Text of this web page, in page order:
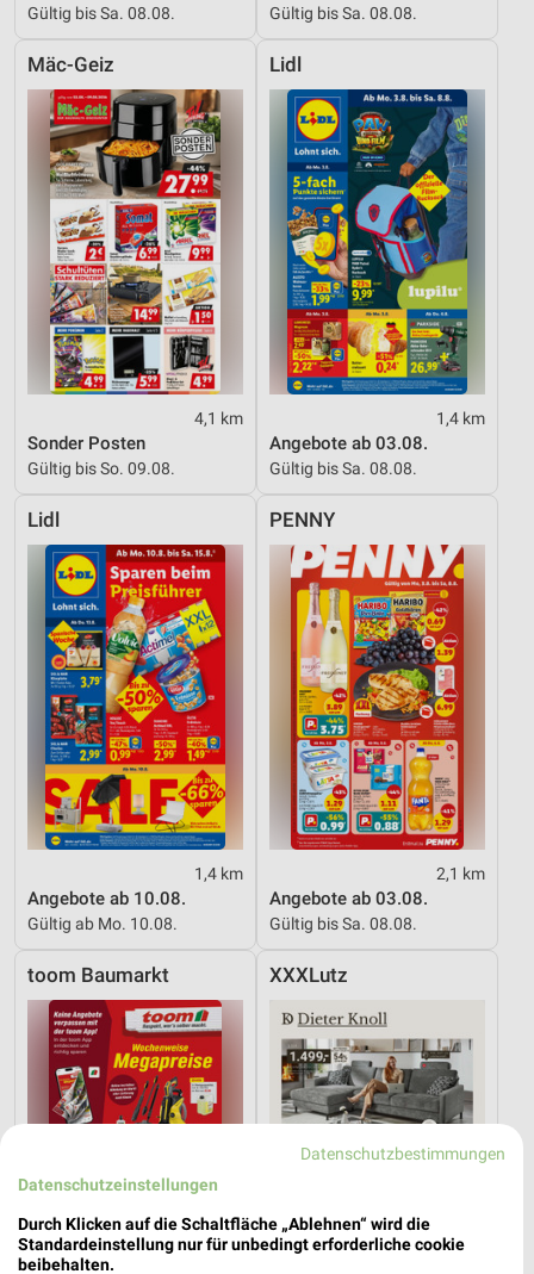
Gültig bis Sa. 08.08. Gültig bis Sa. 08.08.
Mäc-Geiz
4,1 km
Sonder Posten
Gültig bis So. 09.08.
Lidl
1,4 km
Angebote ab 03.08.
Gültig bis Sa. 08.08.
Lidl
1,4 km
Angebote ab 10.08.
Gültig ab Mo. 10.08.
PENNY
2,1 km
Angebote ab 03.08.
Gültig bis Sa. 08.08.
toom Baumarkt XXXLutz
Datenschutzbestimmungen
Datenschutzeinstellungen
Durch Klicken auf die Schaltfläche „Ablehnen“ wird die
Standardeinstellung nur für unbedingt erforderliche cookie
beibehalten.